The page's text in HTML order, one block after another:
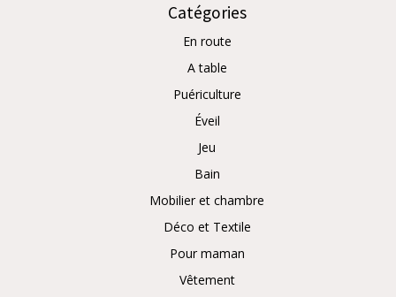
Catégories
En route
A table
Puériculture
Éveil
Jeu
Bain
Mobilier et chambre
Déco et Textile
Pour maman
Vêtement